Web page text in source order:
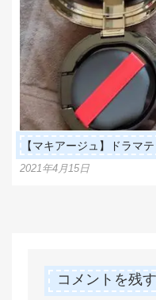
【マキアージュ】ドラマ
2021年4月15日
コメントを残す